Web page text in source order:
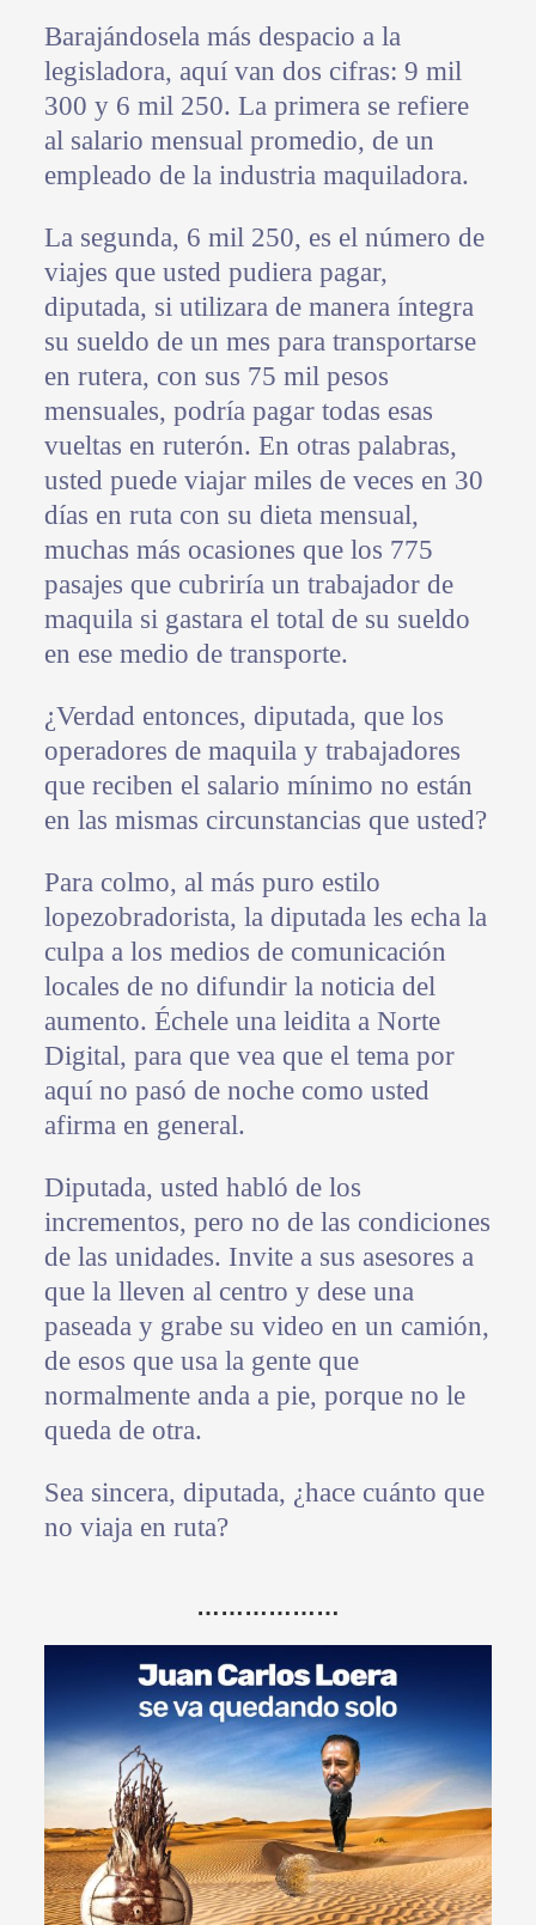
Barajándosela más despacio a la
legisladora, aquí van dos cifras: 9 mil
300 y 6 mil 250. La primera se refiere
al salario mensual promedio, de un
empleado de la industria maquiladora.
La segunda, 6 mil 250, es el número de
viajes que usted pudiera pagar,
diputada, si utilizara de manera íntegra
su sueldo de un mes para transportarse
en rutera, con sus 75 mil pesos
mensuales, podría pagar todas esas
vueltas en ruterón. En otras palabras,
usted puede viajar miles de veces en 30
días en ruta con su dieta mensual,
muchas más ocasiones que los 775
pasajes que cubriría un trabajador de
maquila si gastara el total de su sueldo
en ese medio de transporte.
¿Verdad entonces, diputada, que los
operadores de maquila y trabajadores
que reciben el salario mínimo no están
en las mismas circunstancias que usted?
Para colmo, al más puro estilo
lopezobradorista, la diputada les echa la
culpa a los medios de comunicación
locales de no difundir la noticia del
aumento. Échele una leidita a Norte
Digital, para que vea que el tema por
aquí no pasó de noche como usted
afirma en general.
Diputada, usted habló de los
incrementos, pero no de las condiciones
de las unidades. Invite a sus asesores a
que la lleven al centro y dese una
paseada y grabe su video en un camión,
de esos que usa la gente que
normalmente anda a pie, porque no le
queda de otra.
Sea sincera, diputada, ¿hace cuánto que
no viaja en ruta?
………………